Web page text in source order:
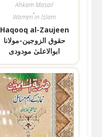
Ahkam Masail
,
Women in Islam
Haqooq al-Zaujeen
حقوق الزوجین-مولانا
ابوالاعلیٰ مودودی